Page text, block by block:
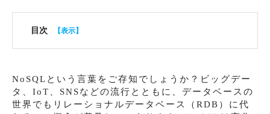
目次
NoSQLという言葉をご存知でしょうか？ビッグデー
タ、IoT、SNSなどの流行とともに、データベースの
世界でもリレーショナルデータベース（RDB）に代